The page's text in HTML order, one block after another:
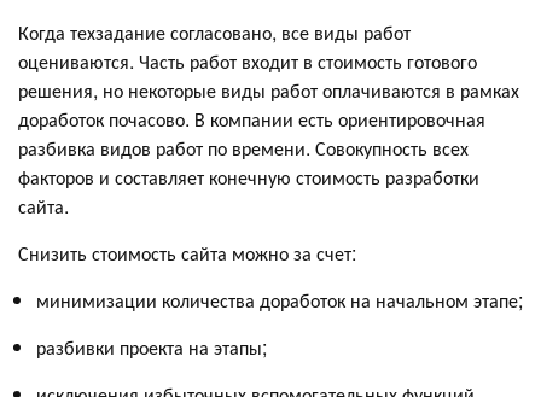
Когда техзадание согласовано, все виды работ
оцениваются. Часть работ входит в стоимость готового
решения, но некоторые виды работ оплачиваются в рамках
доработок почасово. В компании есть ориентировочная
разбивка видов работ по времени. Совокупность всех
факторов и составляет конечную стоимость разработки
сайта.
Снизить стоимость сайта можно за счет:
минимизации количества доработок на начальном этапе;
разбивки проекта на этапы;